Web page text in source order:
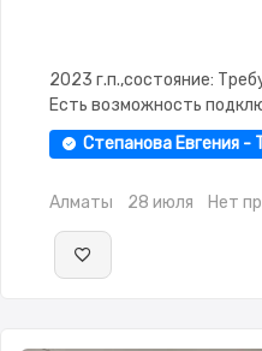
2023 г.п.,состояние:
Есть возможность
Степанова Евгения -
Алматы 28 июля Нет